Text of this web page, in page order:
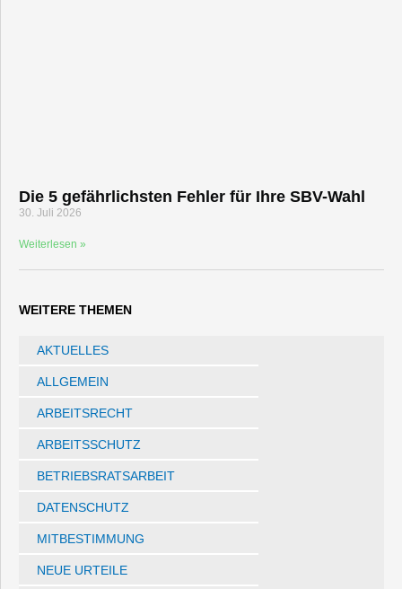
Die 5 gefährlichsten Fehler für Ihre SBV-Wahl
30. Juli 2026
Weiterlesen »
WEITERE THEMEN
AKTUELLES
ALLGEMEIN
ARBEITSRECHT
ARBEITSSCHUTZ
BETRIEBSRATSARBEIT
DATENSCHUTZ
MITBESTIMMUNG
NEUE URTEILE